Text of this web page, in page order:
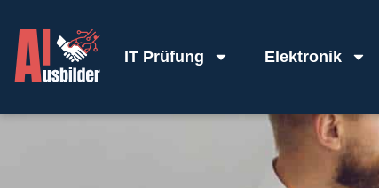
IT Prüfung Elektronik